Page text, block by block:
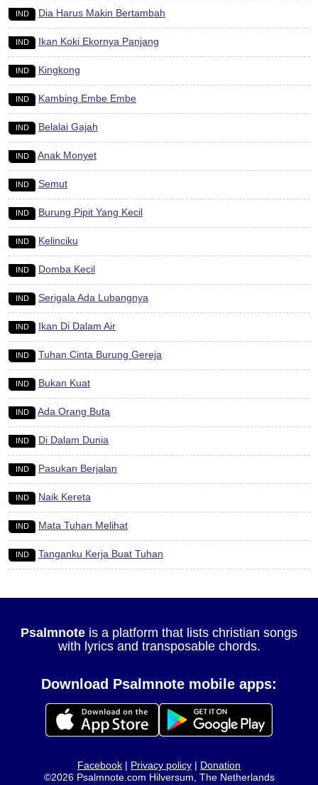
IND Dia Harus Makin Bertambah
IND Ikan Koki Ekornya Panjang
IND Kingkong
IND Kambing Embe Embe
IND Belalai Gajah
IND Anak Monyet
IND Semut
IND Burung Pipit Yang Kecil
IND Kelinciku
IND Domba Kecil
IND Serigala Ada Lubangnya
IND Ikan Di Dalam Air
IND Tuhan Cinta Burung Gereja
IND Bukan Kuat
IND Ada Orang Buta
IND Di Dalam Dunia
IND Pasukan Berjalan
IND Naik Kereta
IND Mata Tuhan Melihat
IND Tanganku Kerja Buat Tuhan
Psalmnote is a platform that lists christian songs
with lyrics and transposable chords.
Download Psalmnote mobile apps:
Facebook | Privacy policy | Donation
©2026 Psalmnote.com Hilversum, The Netherlands